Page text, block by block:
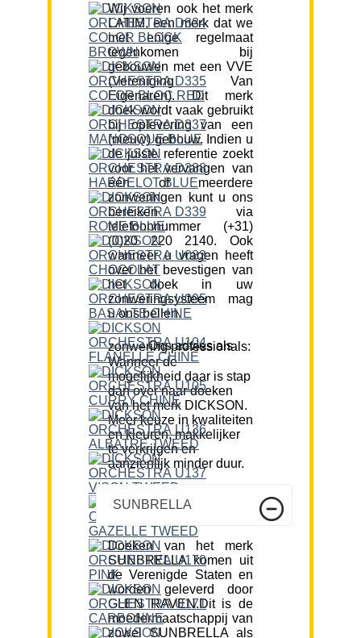
Wij voeren ook het merk
LATIM, een merk dat we
met enige regelmaat
tegenkomen bij
gebouwen met een VVE
(Vereniging Van
Eigenaren). Dit merk
doek wordt vaak gebruikt
bij oplevering van een
(nieuw) gebouw. Indien u
de juiste referentie zoekt
voor het vervangen van
één of meerdere
zonweringen kunt u ons
bereiken via
telefoonnummer (+31)
(0)20 220 2140. Ook
wanneer u vragen heeft
over het bevestigen van
het doek in uw
zonweringsysteem mag
u ons bellen.
Ons advies als zonwering professionals:
Wanneer de
mogelijkheid daar is stap
dan over naar doeken
van het merk DICKSON.
Meer keuze in kwaliteiten
en kleuren, makkelijker
te verkrijgen en
aanzienlijk minder duur.
SUNBRELLA
Doeken van het merk
SUNBRELLA komen uit
de Verenigde Staten en
worden geleverd door
GLEN RAVEN.Dit is de
moedermaatschappij van
zowel SUNBRELLA als